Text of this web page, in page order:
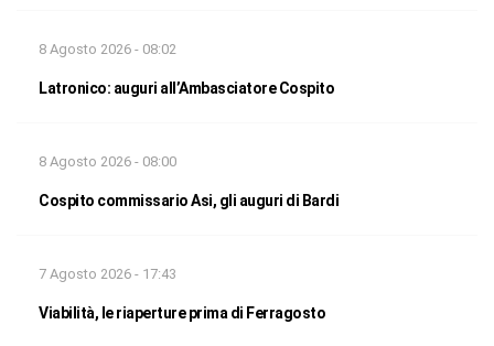
8 Agosto 2026 - 08:02
Latronico: auguri all’Ambasciatore Cospito
8 Agosto 2026 - 08:00
Cospito commissario Asi, gli auguri di Bardi
7 Agosto 2026 - 17:43
Viabilità, le riaperture prima di Ferragosto